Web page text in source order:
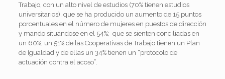
Trabajo, con un alto nivel de estudios (70% tienen estudios
universitarios), que se ha producido un aumento de 15 puntos
porcentuales en el número de mujeres en puestos de dirección
y mando situándose en el 54%; que se sienten conciliadas en
un 60%; un 51% de las Cooperativas de Trabajo tienen un Plan
de Igualdad y de ellas un 34% tienen un “protocolo de
actuación contra el acoso”.